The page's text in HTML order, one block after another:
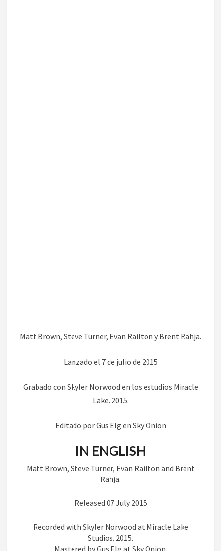
Matt Brown, Steve Turner, Evan Railton y Brent Rahja.
Lanzado el 7 de julio de 2015
Grabado con Skyler Norwood en los estudios Miracle
Lake. 2015.
Editado por Gus Elg en Sky Onion
IN ENGLISH
Matt Brown, Steve Turner, Evan Railton and Brent
Rahja.
Released 07 July 2015
Recorded with Skyler Norwood at Miracle Lake
Studios. 2015.
Mastered by Gus Elg at Sky Onion.